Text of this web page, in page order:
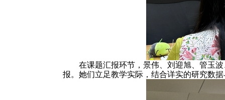
在课题汇报环节，景伟、刘迎旭、管玉
报。她们立足教学实际，结合详实的研究数